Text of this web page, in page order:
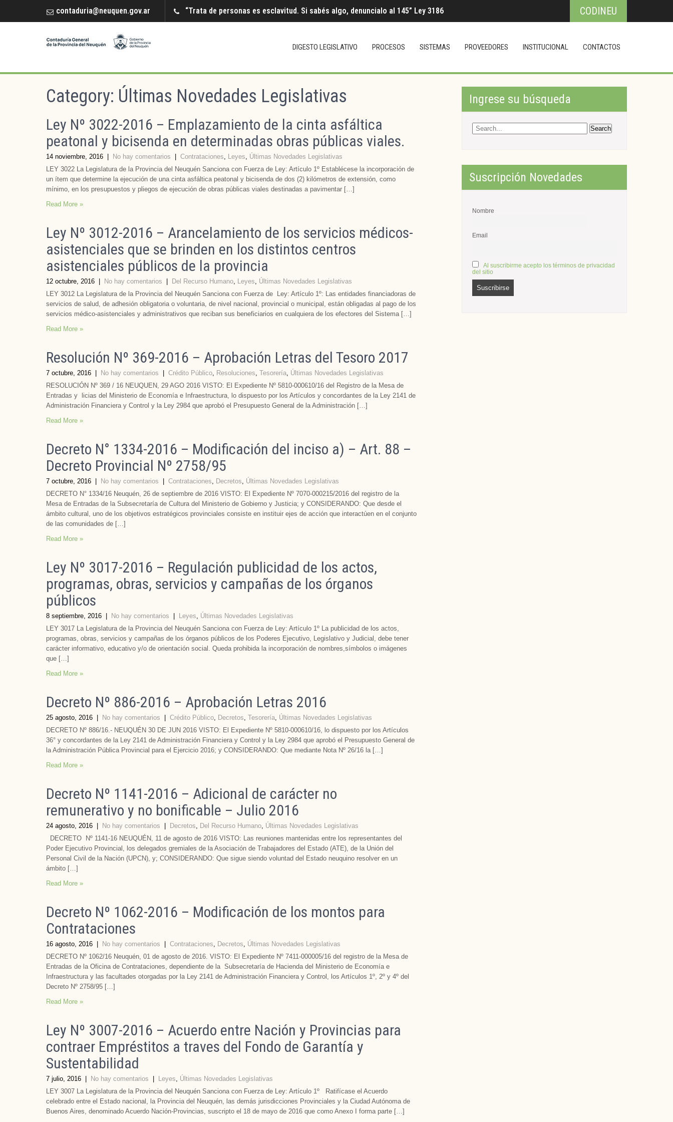
contaduria@neuquen.gov.ar “Trata de personas es esclavitud. Si sabés algo, denuncialo al 145” Ley 3186 CODINEU
DIGESTO LEGISLATIVO PROCESOS SISTEMAS PROVEEDORES INSTITUCIONAL CONTACTOS
Category: Últimas Novedades Legislativas
Ley Nº 3022-2016 – Emplazamiento de la cinta asfáltica
peatonal y bicisenda en determinadas obras públicas viales.
14 noviembre, 2016 No hay comentarios Contrataciones, Leyes, Últimas Novedades Legislativas
LEY 3022 La Legislatura de la Provincia del Neuquén Sanciona con Fuerza de Ley: Artículo 1º Establécese la incorporación de
un ítem que determine la ejecución de una cinta asfáltica peatonal y bicisenda de dos (2) kilómetros de extensión, como
mínimo, en los presupuestos y pliegos de ejecución de obras públicas viales destinadas a pavimentar […]
Read More »
Ley Nº 3012-2016 – Arancelamiento de los servicios médicos-
asistenciales que se brinden en los distintos centros
asistenciales públicos de la provincia
12 octubre, 2016 No hay comentarios Del Recurso Humano, Leyes, Últimas Novedades Legislativas
LEY 3012 La Legislatura de la Provincia del Neuquén Sanciona con Fuerza de Ley: Artículo 1º: Las entidades financiadoras de
servicios de salud, de adhesión obligatoria o voluntaria, de nivel nacional, provincial o municipal, están obligadas al pago de los
servicios médico-asistenciales y administrativos que reciban sus beneficiarios en cualquiera de los efectores del Sistema […]
Read More »
Resolución Nº 369-2016 – Aprobación Letras del Tesoro 2017
7 octubre, 2016 No hay comentarios Crédito Público, Resoluciones, Tesorería, Últimas Novedades Legislativas
RESOLUCIÓN Nº 369 / 16 NEUQUEN, 29 AGO 2016 VISTO: El Expediente Nº 5810-000610/16 del Registro de la Mesa de
Entradas y licias del Ministerio de Economía e Infraestructura, lo dispuesto por los Artículos y concordantes de la Ley 2141 de
Administración Financiera y Control y la Ley 2984 que aprobó el Presupuesto General de la Administración […]
Read More »
Decreto N° 1334-2016 – Modificación del inciso a) – Art. 88 –
Decreto Provincial Nº 2758/95
7 octubre, 2016 No hay comentarios Contrataciones, Decretos, Últimas Novedades Legislativas
DECRETO N° 1334/16 Neuquén, 26 de septiembre de 2016 VISTO: El Expediente Nº 7070-000215/2016 del registro de la
Mesa de Entradas de la Subsecretaría de Cultura del Ministerio de Gobierno y Justicia; y CONSIDERANDO: Que desde el
ámbito cultural, uno de los objetivos estratégicos provinciales consiste en instituir ejes de acción que interactúen en el conjunto
de las comunidades de […]
Read More »
Ley Nº 3017-2016 – Regulación publicidad de los actos,
programas, obras, servicios y campañas de los órganos
públicos
8 septiembre, 2016 No hay comentarios Leyes, Últimas Novedades Legislativas
LEY 3017 La Legislatura de la Provincia del Neuquén Sanciona con Fuerza de Ley: Artículo 1º La publicidad de los actos,
programas, obras, servicios y campañas de los órganos públicos de los Poderes Ejecutivo, Legislativo y Judicial, debe tener
carácter informativo, educativo y/o de orientación social. Queda prohibida la incorporación de nombres,símbolos o imágenes
que […]
Read More »
Decreto Nº 886-2016 – Aprobación Letras 2016
25 agosto, 2016 No hay comentarios Crédito Público, Decretos, Tesorería, Últimas Novedades Legislativas
DECRETO Nº 886/16.- NEUQUÉN 30 DE JUN 2016 VISTO: El Expediente Nº 5810-000610/16, lo dispuesto por los Artículos
36° y concordantes de la Ley 2141 de Administración Financiera y Control y la Ley 2984 que aprobó el Presupuesto General de
la Administración Pública Provincial para el Ejercicio 2016; y CONSIDERANDO: Que mediante Nota Nº 26/16 la […]
Read More »
Decreto Nº 1141-2016 – Adicional de carácter no
remunerativo y no bonificable – Julio 2016
24 agosto, 2016 No hay comentarios Decretos, Del Recurso Humano, Últimas Novedades Legislativas
DECRETO Nº 1141-16 NEUQUÉN, 11 de agosto de 2016 VISTO: Las reuniones mantenidas entre los representantes del
Poder Ejecutivo Provincial, los delegados gremiales de la Asociación de Trabajadores del Estado (ATE), de la Unión del
Personal Civil de la Nación (UPCN), y; CONSIDERANDO: Que sigue siendo voluntad del Estado neuquino resolver en un
ámbito […]
Read More »
Decreto Nº 1062-2016 – Modificación de los montos para
Contrataciones
16 agosto, 2016 No hay comentarios Contrataciones, Decretos, Últimas Novedades Legislativas
DECRETO Nº 1062/16 Neuquén, 01 de agosto de 2016. VISTO: El Expediente Nº 7411-000005/16 del registro de la Mesa de
Entradas de la Oficina de Contrataciones, dependiente de la Subsecretaría de Hacienda del Ministerio de Economía e
Infraestructura y las facultades otorgadas por la Ley 2141 de Administración Financiera y Control, los Artículos 1º, 2º y 4º del
Decreto Nº 2758/95 […]
Read More »
Ley Nº 3007-2016 – Acuerdo entre Nación y Provincias para
contraer Empréstitos a traves del Fondo de Garantía y
Sustentabilidad
7 julio, 2016 No hay comentarios Leyes, Últimas Novedades Legislativas
LEY 3007 La Legislatura de la Provincia del Neuquén Sanciona con Fuerza de Ley: Artículo 1º Ratifícase el Acuerdo
celebrado entre el Estado nacional, la Provincia del Neuquén, las demás jurisdicciones Provinciales y la Ciudad Autónoma de
Buenos Aires, denominado Acuerdo Nación-Provincias, suscripto el 18 de mayo de 2016 que como Anexo I forma parte […]
Ingrese su búsqueda
Suscripción Novedades
Nombre
Email
Al suscribirme acepto los términos de privacidad
del sitio